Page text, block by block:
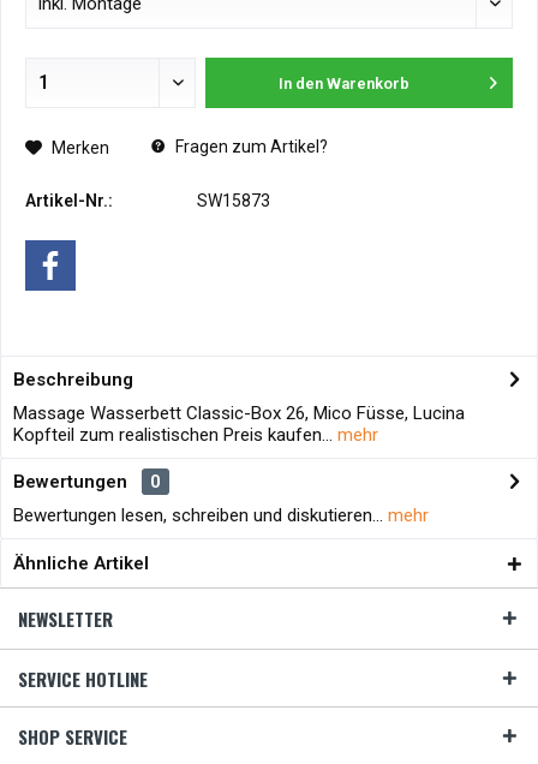
In den Warenkorb
Merken Fragen zum Artikel?
Artikel-Nr.: SW15873
Beschreibung
Massage Wasserbett Classic-Box 26, Mico Füsse, Lucina
Kopfteil zum realistischen Preis kaufen... mehr
Bewertungen
0
Bewertungen lesen, schreiben und diskutieren... mehr
Ähnliche Artikel
NEWSLETTER
SERVICE HOTLINE
SHOP SERVICE